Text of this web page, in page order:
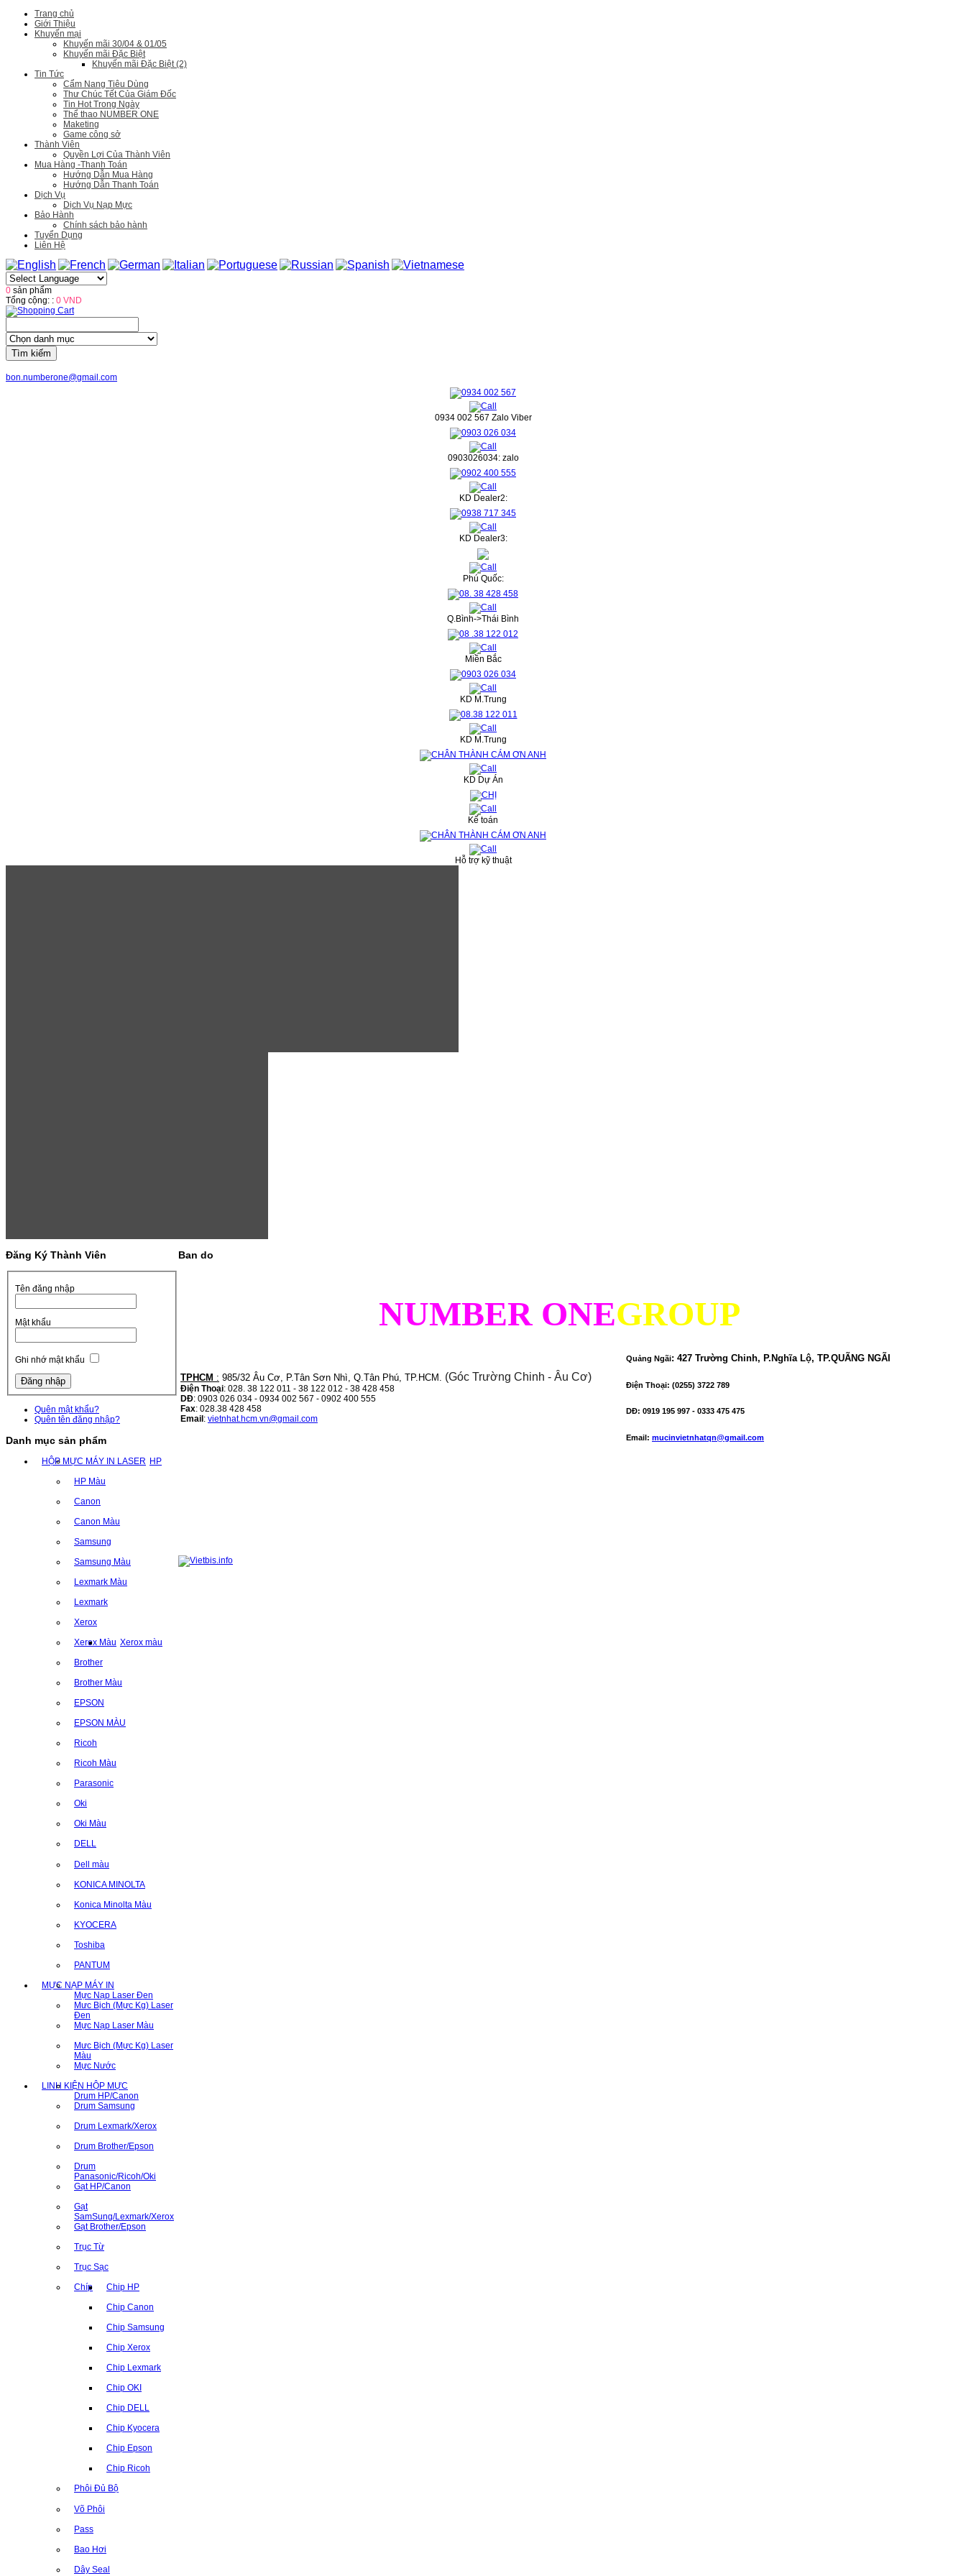
Trang chủ
Giới Thiệu
Khuyến mại
Khuyến mãi 30/04 & 01/05
Khuyến mãi Đặc Biệt
Khuyến mãi Đặc Biệt (2)
Tin Tức
Cẩm Nang Tiêu Dùng
Thư Chúc Tết Của Giám Đốc
Tin Hot Trong Ngày
Thể thao NUMBER ONE
Maketing
Game công sở
Thành Viên
Quyền Lợi Của Thành Viên
Mua Hàng -Thanh Toán
Hướng Dẫn Mua Hàng
Hướng Dẫn Thanh Toán
Dịch Vụ
Dịch Vụ Nạp Mực
Bảo Hành
Chính sách bảo hành
Tuyển Dụng
Liên Hệ
0 sản phẩm
Tổng cộng: : 0 VND
Tìm kiếm
bon.numberone@gmail.com
0934 002 567 Zalo Viber
0903026034: zalo
KD Dealer2:
KD Dealer3:
Phú Quốc:
Q.Bình->Thái Bình
Miền Bắc
KD M.Trung
KD M.Trung
KD Dự Án
Kế toán
Hỗ trợ kỹ thuật
Đăng Ký Thành Viên
Tên đăng nhập
Mật khẩu
Ghi nhớ mật khẩu
Quên mật khẩu?
Quên tên đăng nhập?
Danh mục sản phẩm
HỘP MỰC MÁY IN LASER HP
HP Màu
Canon
Canon Màu
Samsung
Samsung Màu
Lexmark Màu
Lexmark
Xerox
Xerox Màu Xerox màu
Brother
Brother Màu
EPSON
EPSON MÀU
Ricoh
Ricoh Màu
Parasonic
Oki
Oki Màu
DELL
Dell màu
KONICA MINOLTA
Konica Minolta Màu
KYOCERA
Toshiba
PANTUM
MỰC NẠP MÁY IN
Mực Nạp Laser Đen
Mưc Bịch (Mực Kg) Laser
Đen
Mực Nạp Laser Màu
Mưc Bịch (Mực Kg) Laser
Màu
Mực Nước
LINH KIỆN HỘP MỰC
Drum HP/Canon
Drum Samsung
Drum Lexmark/Xerox
Drum Brother/Epson
Drum
Panasonic/Ricoh/Oki
Gạt HP/Canon
Gạt
SamSung/Lexmark/Xerox
Gạt Brother/Epson
Trục Từ
Trục Sạc
Chíp Chip HP
Chip Canon
Chip Samsung
Chip Xerox
Chip Lexmark
Chip OKI
Chip DELL
Chip Kyocera
Chip Epson
Chip Ricoh
Phôi Đủ Bộ
Võ Phôi
Pass
Bao Hơi
Dây Seal
Ban do
NUMBER ONEGROUP
TPHCM : 985/32 Âu Cơ, P.Tân Sơn Nhì, Q.Tân Phú, TP.HCM. (Góc Trường Chinh - Âu Cơ)
Điện Thoại: 028. 38 122 011 - 38 122 012 - 38 428 458
DĐ: 0903 026 034 - 0934 002 567 - 0902 400 555
Fax: 028.38 428 458
Email : vietnhat.hcm.vn@gmail.com
Quảng Ngãi: 427 Trường Chinh, P.Nghĩa Lộ, TP.QUÃNG NGÃI
Điện Thoại: (0255) 3722 789
DĐ: 0919 195 997 - 0333 475 475
Email: mucinvietnhatqn@gmail.com